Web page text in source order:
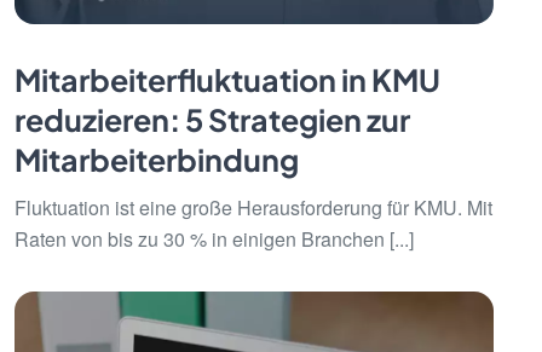
Mitarbeiterfluktuation in KMU
reduzieren: 5 Strategien zur
Mitarbeiterbindung
Fluktuation ist eine große Herausforderung für KMU. Mit
Raten von bis zu 30 % in einigen Branchen [...]